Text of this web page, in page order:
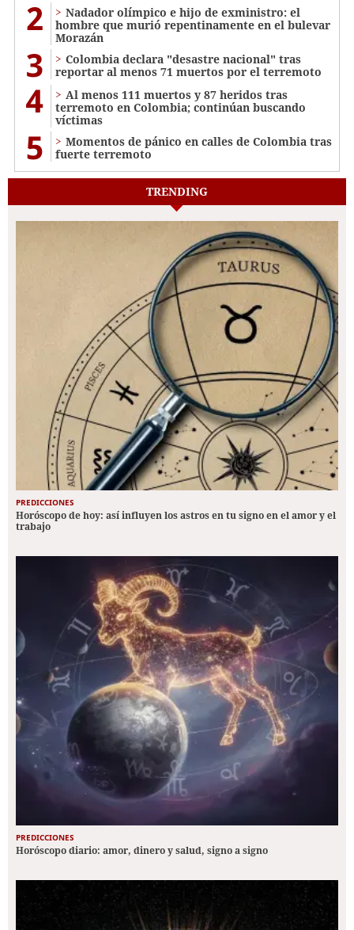
2
Nadador olímpico e hijo de exministro: el
hombre que murió repentinamente en el bulevar
Morazán
3
Colombia declara "desastre nacional" tras
reportar al menos 71 muertos por el terremoto
4
Al menos 111 muertos y 87 heridos tras
terremoto en Colombia; continúan buscando
víctimas
5
Momentos de pánico en calles de Colombia tras
fuerte terremoto
TRENDING
PREDICCIONES
Horóscopo de hoy: así influyen los astros en tu signo en el amor y el
trabajo
PREDICCIONES
Horóscopo diario: amor, dinero y salud, signo a signo